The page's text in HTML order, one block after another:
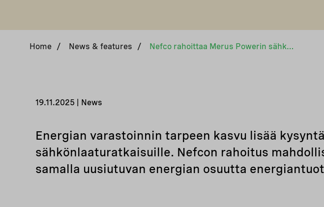
Home / News & features / Nefco rahoittaa Merus Powerin sähkövarasto- ja sähkönlaaturatkaisujen skaalautumista
19.11.2025 | News
Energian varastoinnin tarpeen kasvu lisää
sähkönlaaturatkaisuille. Nefcon rahoitus
samalla uusiutuvan energian osuutta